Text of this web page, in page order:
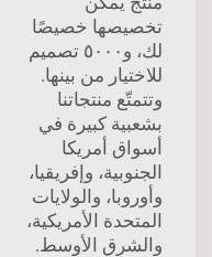
تخصيصها خصيصًا
لك، و٥٠٠٠ تصميم
للاختيار من بينها.
وتتمتّع منتجاتنا
بشعبية كبيرة في
أسواق أمريكا
الجنوبية، وإفريقيا،
وأوروبا، والولايات
المتحدة الأمريكية،
والشرق الأوسط.